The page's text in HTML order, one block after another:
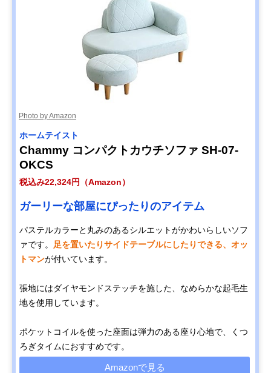
Photo by Amazon
ホームテイスト
Chammy コンパクトカウチソファ SH-07-
OKCS
税込み22,324円（Amazon）
ガーリーな部屋にぴったりのアイテム
パステルカラーと丸みのあるシルエットがかわいらしいソフ
ァです。
足を置いたりサイドテーブルにしたりできる、オッ
トマンが付いています。
張地にはダイヤモンドステッチを施した、なめらかな起毛生
地を使用しています。
ポケットコイルを使った座面は弾力のある座り心地で、くつ
ろぎタイムにおすすめです。
Amazonで見る